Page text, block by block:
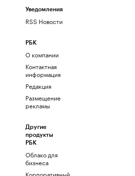
Уведомления
RSS Новости
РБК
О компании
Контактная
информация
Редакция
Размещение
рекламы
Другие
продукты
РБК
Облако для
бизнеса
Корпоративный